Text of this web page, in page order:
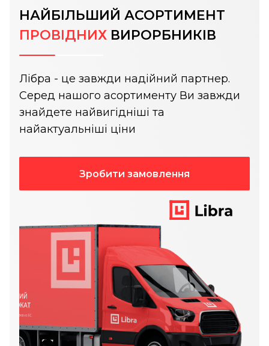
НАЙБІЛЬШИЙ АСОРТИМЕНТ
ПРОВІДНИХ ВИРОРБНИКІВ
Лібра - це завжди надійний партнер.
Серед нашого асортименту Ви завжди
знайдете найвигідніші та
найактуальніші ціни
Зробити замовлення